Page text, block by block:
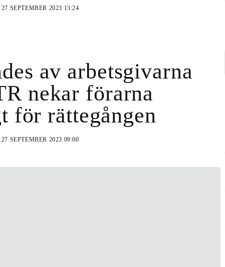
27 SEPTEMBER 2023 13:24
av arbetsgivarna
nekar förarna
för rättegången
27 SEPTEMBER 2023 09:00